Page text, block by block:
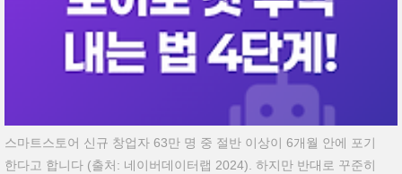
스마트스토어 신규 창업자 63만 명 중 절반 이상이 6개월 안에 포기
한다고 합니다 (출처: 네이버데이터랩 2024). 하지만 반대로 꾸준히